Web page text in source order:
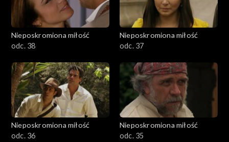
Nieposkromiona miłość
odc. 38
Nieposkromiona miłość
odc. 37
Nieposkromiona miłość
odc. 36
Nieposkromiona miłość
odc. 35